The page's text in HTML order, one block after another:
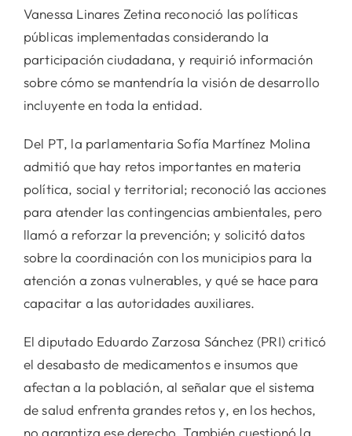
Vanessa Linares Zetina reconoció las políticas
públicas implementadas considerando la
participación ciudadana, y requirió información
sobre cómo se mantendría la visión de desarrollo
incluyente en toda la entidad.
Del PT, la parlamentaria Sofía Martínez Molina
admitió que hay retos importantes en materia
política, social y territorial; reconoció las acciones
para atender las contingencias ambientales, pero
llamó a reforzar la prevención; y solicitó datos
sobre la coordinación con los municipios para la
atención a zonas vulnerables, y qué se hace para
capacitar a las autoridades auxiliares.
El diputado Eduardo Zarzosa Sánchez (PRI) criticó
el desabasto de medicamentos e insumos que
afectan a la población, al señalar que el sistema
de salud enfrenta grandes retos y, en los hechos,
no garantiza ese derecho. También cuestionó la